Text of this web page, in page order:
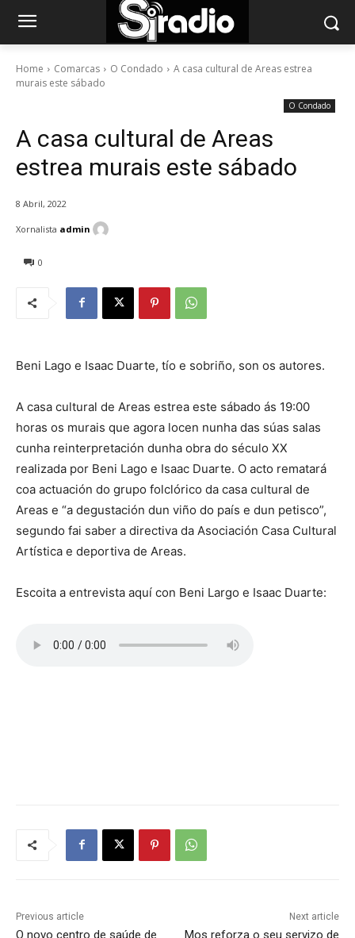
Home Comarcas O Condado
A casa cultural de Areas estrea
murais este sábado
O Condado
A casa cultural de Areas
estrea murais este sábado
8 Abril, 2022
0
Xornalista admin
Beni Lago e Isaac Duarte, tío e sobriño, son os autores.
A casa cultural de Areas estrea este sábado ás 19:00
horas os murais que agora locen nunha das súas salas
cunha reinterpretación dunha obra do século XX
realizada por Beni Lago e Isaac Duarte. O acto rematará
coa actuación do grupo folclórico da casa cultural de
Areas e “a degustación dun viño do país e dun petisco”,
segundo fai saber a directiva da Asociación Casa Cultural
Artística e deportiva de Areas.
Escoita a entrevista aquí con Beni Largo e Isaac Duarte:
Previous article
O novo centro de saúde de
Next article
Mos reforza o seu servizo de